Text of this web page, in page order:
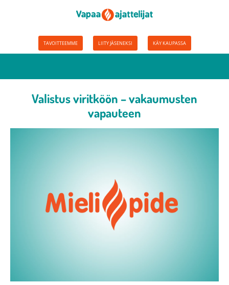
TAVOITTEEMME LIITY JÄSENEKSI KÄY KAUPASSA
Valistus viritköön – vakaumusten
vapauteen